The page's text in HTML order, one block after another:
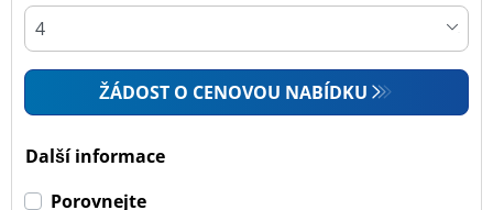
ŽÁDOST O CENOVOU NABÍDKU
Další informace
Porovnejte